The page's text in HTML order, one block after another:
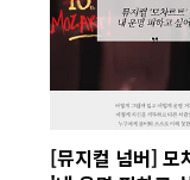
[뮤지컬 넘버] 모